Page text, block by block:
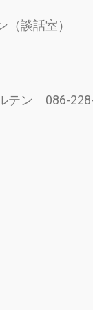
談話室）
テン 086-